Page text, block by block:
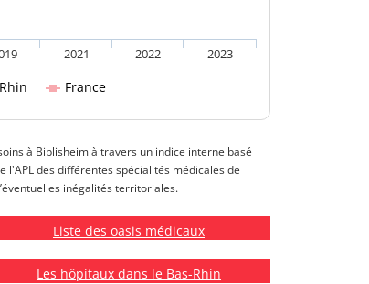
France
2021 2022 2023
à Biblisheim à travers un indice interne basé
l'APL des différentes spécialités médicales de
inégalités territoriales.
Liste des oasis médicaux
Les hôpitaux dans le Bas-Rhin